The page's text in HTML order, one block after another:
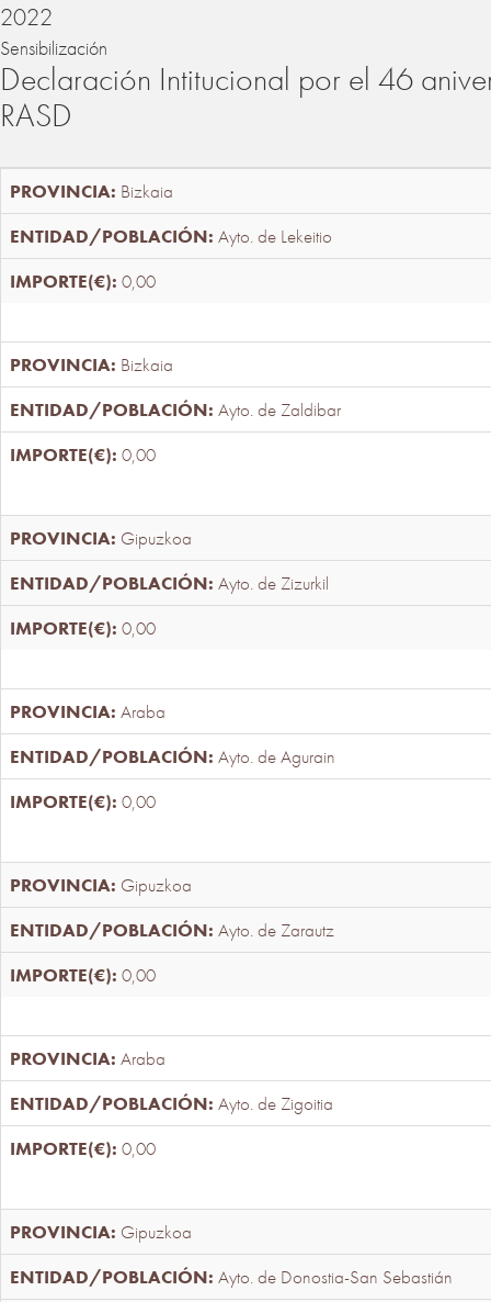
2022
Sensibilización
Declaración Intitucional por el 46
RASD
Bizkaia
Ayto. de Lekeitio
0,00
Bizkaia
Ayto. de Zaldibar
0,00
Gipuzkoa
Ayto. de Zizurkil
0,00
Araba
Ayto. de Agurain
0,00
Gipuzkoa
Ayto. de Zarautz
0,00
Araba
Ayto. de Zigoitia
0,00
Gipuzkoa
Ayto. de Donostia-San Sebastián